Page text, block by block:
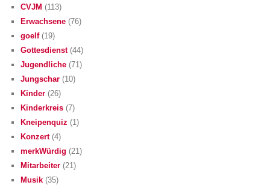
CVJM (113)
Erwachsene (76)
goelf(19)
Gottesdienst(44)
Jugendliche (71)
Jungschar (10)
Kinder (26)
Kinderkreis (7)
Kneipenquiz (1)
Konzert(4)
merkWürdig (21)
Mitarbeiter (21)
Musik (35)